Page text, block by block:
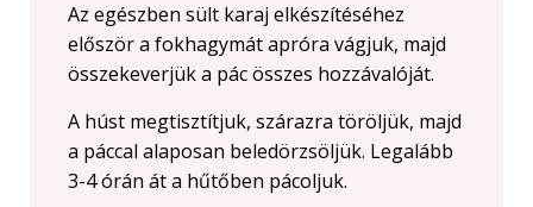
Az egészben sült karaj elkészítéséhez
először a fokhagymát apróra vágjuk, majd
összekeverjük a pác összes hozzávalóját.
A húst megtisztítjuk, szárazra töröljük, majd
a páccal alaposan beledörzsöljük. Legalább
3-4 órán át a hűtőben pácoljuk.